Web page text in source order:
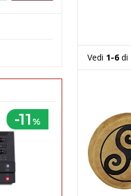
Vedi 1-6di
-11 %